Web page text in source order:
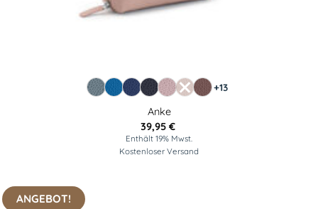
+13
Anke
39,95 €
Enthält 19% Mwst.
Kostenloser Versand
ANGEBOT!